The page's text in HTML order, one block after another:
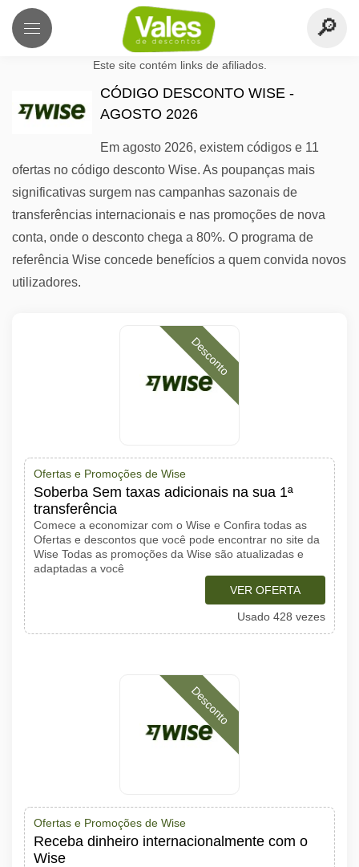
Este site contém links de afiliados.
CÓDIGO DESCONTO WISE -
AGOSTO 2026
Em agosto 2026, existem códigos e 11
ofertas no código desconto Wise. As poupanças mais
significativas surgem nas campanhas sazonais de
transferências internacionais e nas promoções de nova
conta, onde o desconto chega a 80%. O programa de
referência Wise concede benefícios a quem convida novos
utilizadores.
Desconto
Ofertas e Promoções de Wise
Soberba Sem taxas adicionais na sua 1ª
transferência
Comece a economizar com o Wise e Confira todas as
Ofertas e descontos que você pode encontrar no site da
Wise Todas as promoções da Wise são atualizadas e
adaptadas a você
VER OFERTA
Usado 428 vezes
Desconto
Ofertas e Promoções de Wise
Receba dinheiro internacionalmente com o
Wise